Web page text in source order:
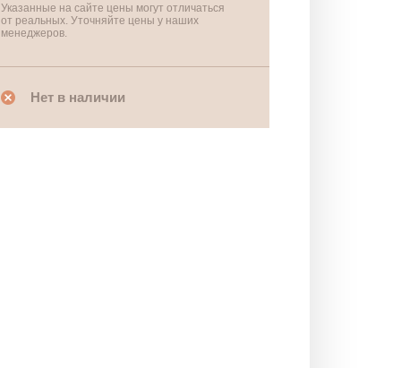
Указанные на сайте цены могут отличаться
от реальных. Уточняйте цены у наших
менеджеров.
Нет в наличии